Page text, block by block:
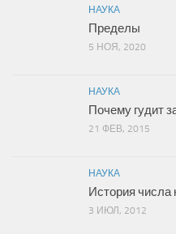
НАУКА
Пределы
5 НОЯ, 2020
НАУКА
Почему гудит
21 ФЕВ, 2015
НАУКА
История числа
3 ИЮЛ, 2012